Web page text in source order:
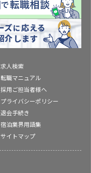
求人検索
転職マニュアル
採用ご担当者様へ
プライバシーポリシー
退会手続き
宿泊業界用語集
サイトマップ